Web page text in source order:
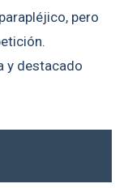
pero
y destacado